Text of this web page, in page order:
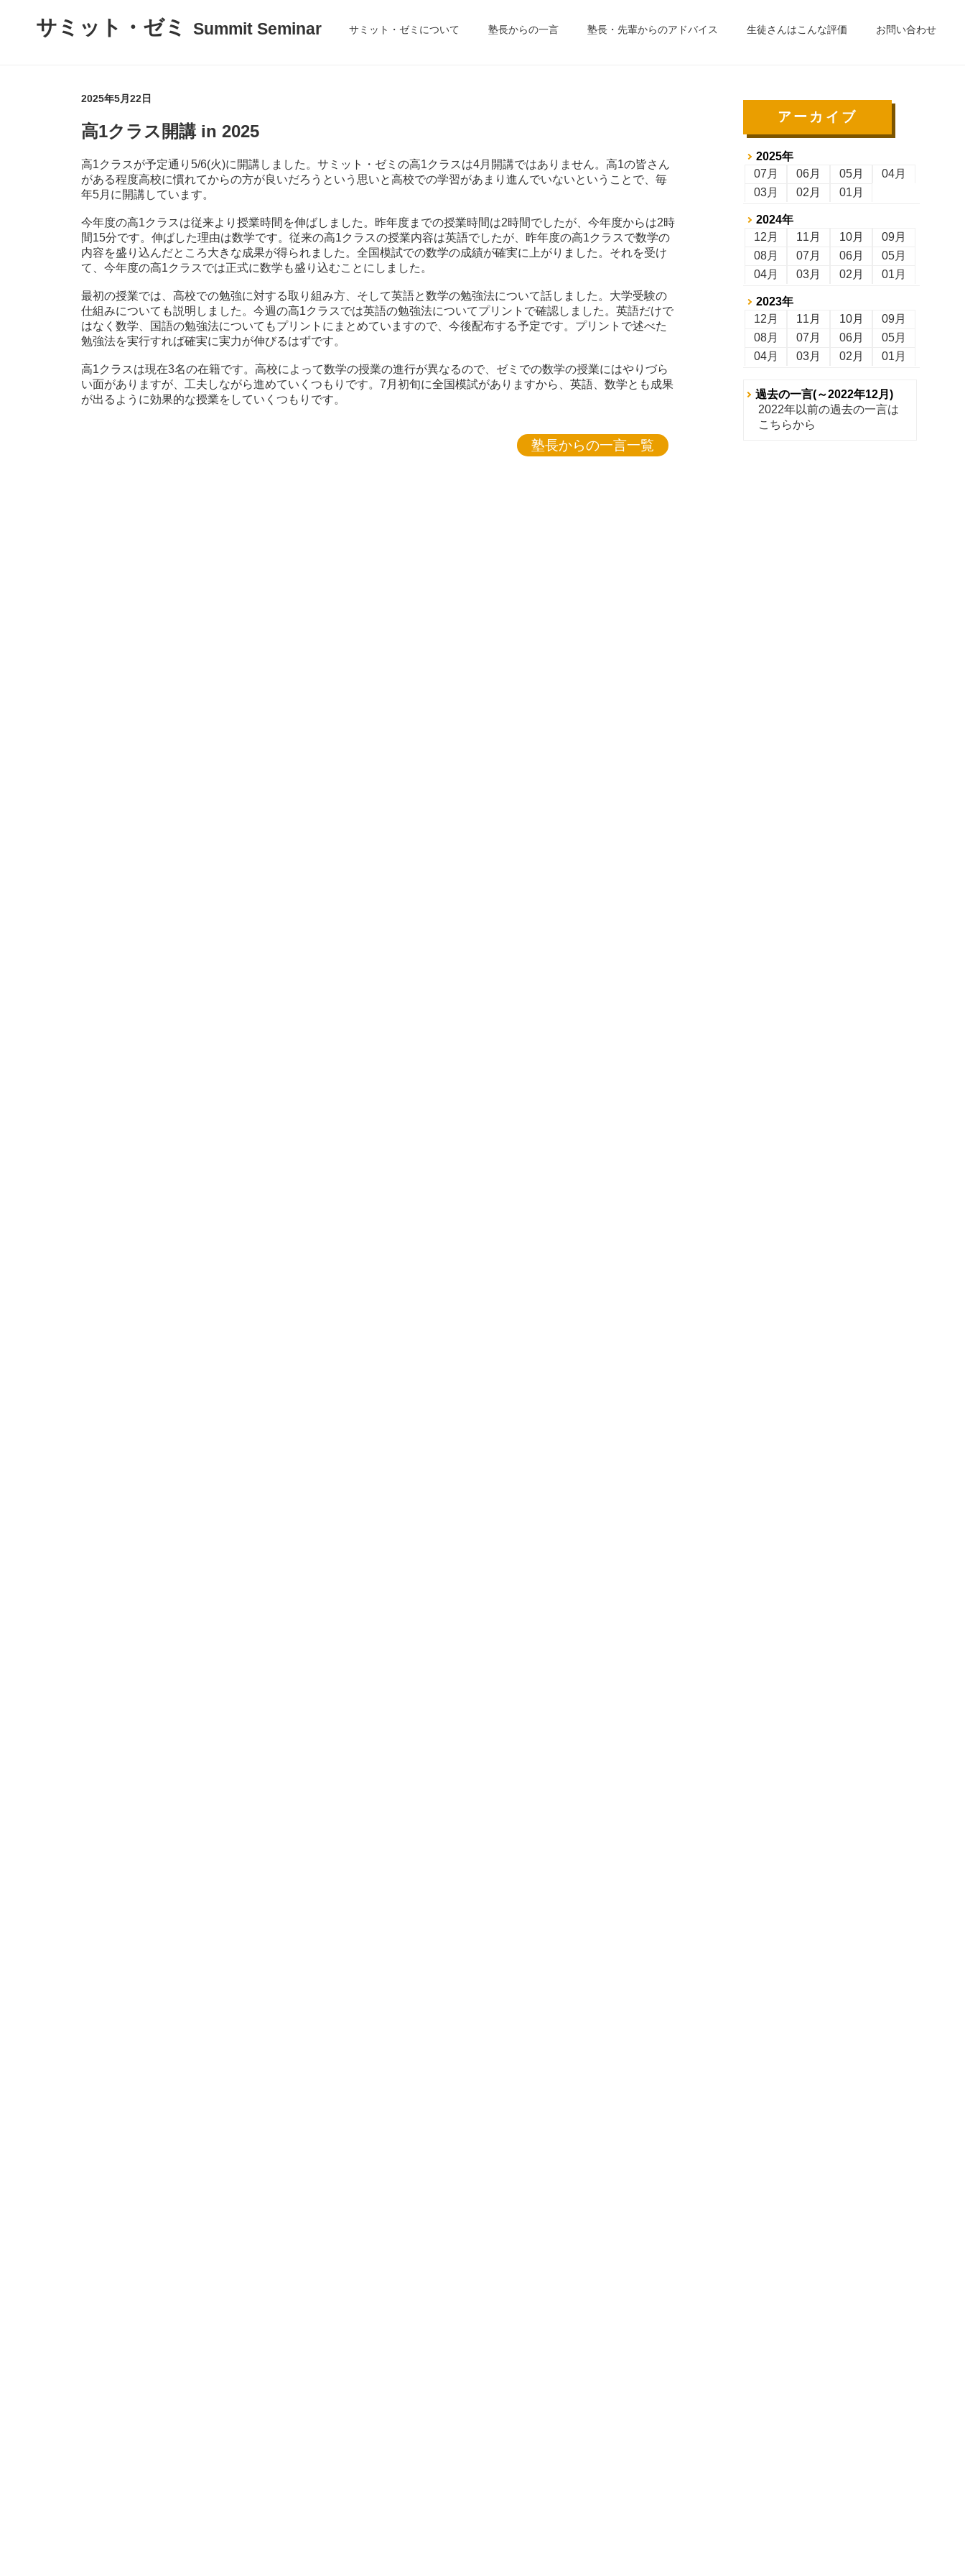
サミット・ゼミ Summit Seminar サミット・ゼミについて 塾長からの一言 塾長・先輩からのアドバイス 生徒さんはこんな評価 お問い合わせ
2025年5月22日
高1クラス開講 in 2025
高1クラスが予定通り5/6(火)に開講しました。サミット・ゼミの高1クラスは4月開講ではありません。高1の皆さん
がある程度高校に慣れてからの方が良いだろうという思いと高校での学習があまり進んでいないということで、毎
年5月に開講しています。
今年度の高1クラスは従来より授業時間を伸ばしました。昨年度までの授業時間は2時間でしたが、今年度からは2時
間15分です。伸ばした理由は数学です。従来の高1クラスの授業内容は英語でしたが、昨年度の高1クラスで数学の
内容を盛り込んだところ大きな成果が得られました。全国模試での数学の成績が確実に上がりました。それを受け
て、今年度の高1クラスでは正式に数学も盛り込むことにしました。
最初の授業では、高校での勉強に対する取り組み方、そして英語と数学の勉強法について話しました。大学受験の
仕組みについても説明しました。今週の高1クラスでは英語の勉強法についてプリントで確認しました。英語だけで
はなく数学、国語の勉強法についてもプリントにまとめていますので、今後配布する予定です。プリントで述べた
勉強法を実行すれば確実に実力が伸びるはずです。
高1クラスは現在3名の在籍です。高校によって数学の授業の進行が異なるので、ゼミでの数学の授業にはやりづら
い面がありますが、工夫しながら進めていくつもりです。7月初旬に全国模試がありますから、英語、数学とも成果
が出るように効果的な授業をしていくつもりです。
塾長からの一言一覧
アーカイブ
2025年
07月
06月 05月
04月
03月
02月 01月
2024年
12月
11月 10月
09月
08月
07月 06月
05月
04月
03月 02月 01月
2023年
12月
11月 10月
09月
08月
07月 06月
05月
04月
03月 02月 01月
過去の一言(～2022年12月)
2022年以前の過去の一言は
こちらから